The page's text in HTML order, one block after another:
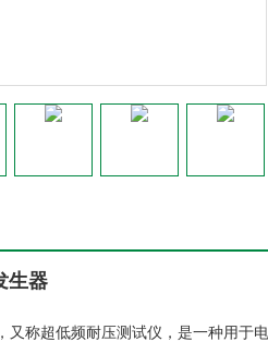
生器
又称超低频耐压测试仪，是一种用于